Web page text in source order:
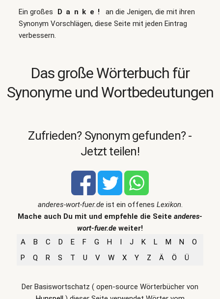
Ein großes Danke!
an die Jenigen, die mit ihren
Synonym Vorschlägen, diese Seite mit jeden Eintrag
verbessern.
Das große Wörterbuch für
Synonyme und Wortbedeutungen
Zufrieden? Synonym gefunden? -
Jetzt teilen!
anderes-wort-fuer.deist ein offenes Lexikon.
Mache auch Du mit und empfehle die Seite anderes-
wort-fuer.de weiter!
A
B C D E F G H I J K L M N
O
P
Q R S T U V W X Y Z Ä Ö Ü
Der Basiswortschatz ( open-source Wörterbücher von